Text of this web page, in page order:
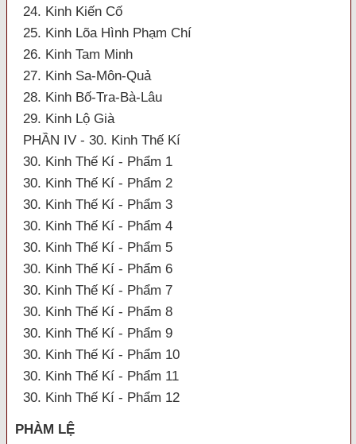
24. Kinh Kiến Cố
25. Kinh Lõa Hình Phạm Chí
26. Kinh Tam Minh
27. Kinh Sa-Môn-Quả
28. Kinh Bố-Tra-Bà-Lâu
29. Kinh Lộ Già
PHẦN IV - 30. Kinh Thế Kí
30. Kinh Thế Kí - Phẩm 1
30. Kinh Thế Kí - Phẩm 2
30. Kinh Thế Kí - Phẩm 3
30. Kinh Thế Kí - Phẩm 4
30. Kinh Thế Kí - Phẩm 5
30. Kinh Thế Kí - Phẩm 6
30. Kinh Thế Kí - Phẩm 7
30. Kinh Thế Kí - Phẩm 8
30. Kinh Thế Kí - Phẩm 9
30. Kinh Thế Kí - Phẩm 10
30. Kinh Thế Kí - Phẩm 11
30. Kinh Thế Kí - Phẩm 12
PHÀM LỆ